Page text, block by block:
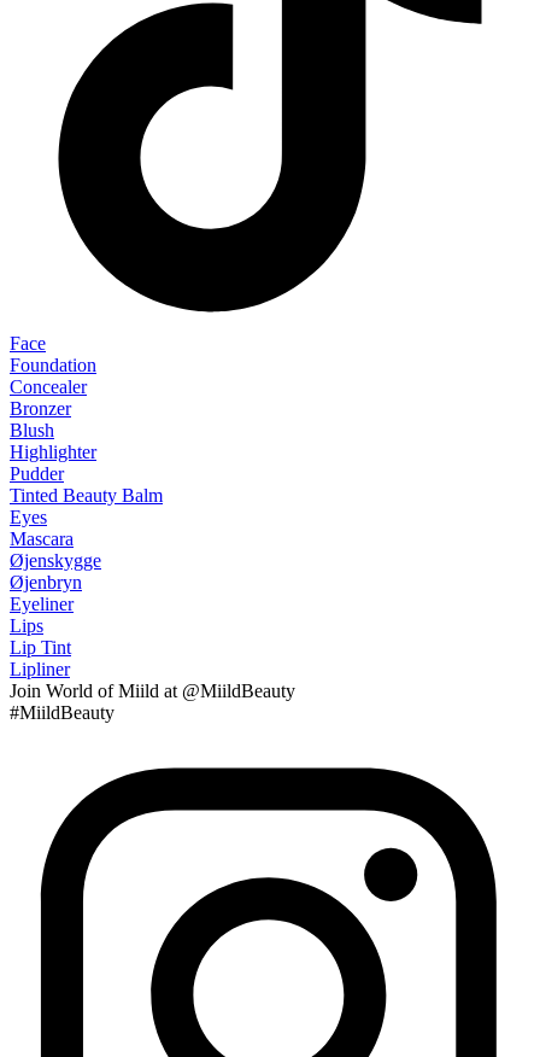
Face
Foundation
Concealer
Bronzer
Blush
Highlighter
Pudder
Tinted Beauty Balm
Eyes
Mascara
Øjenskygge
Øjenbryn
Eyeliner
Lips
Lip Tint
Lipliner
Join World of Miild at @MiildBeauty
#MiildBeauty